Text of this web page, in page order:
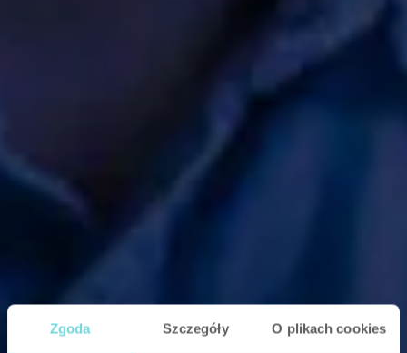
Zgoda Szczegóły O plikach cookies